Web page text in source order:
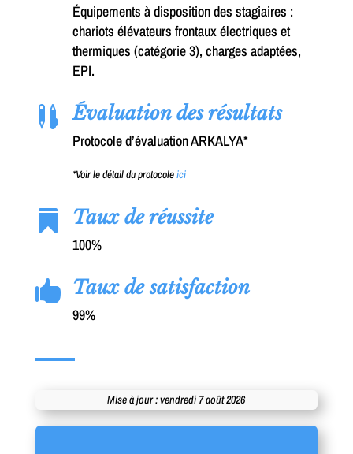
Équipements à disposition des stagiaires :
chariots élévateurs frontaux électriques et
thermiques (catégorie 3), charges adaptées,
EPI.
 Évaluation des résultats
Protocole d’évaluation ARKALYA*
*Voir le détail du protocoleici
 Taux de réussite
100%
 Taux de satisfaction
99%
Mise à jour : vendredi 7 août 2026